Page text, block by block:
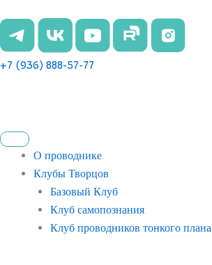
к
содержимому
+7 (936) 888-57-77
О проводнике
Клубы Творцов
Базовый Клуб
Клуб самопознания
Клуб проводников тонкого плана